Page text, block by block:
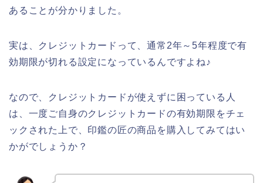
あることが分かりました。
実は、クレジットカードって、通常2年～5年程度で有
効期限が切れる設定になっているんですよね♪
なので、クレジットカードが使えずに困っている人
は、一度ご自身のクレジットカードの有効期限をチェ
ックされた上で、印鑑の匠の商品を購入してみてはい
かがでしょうか？